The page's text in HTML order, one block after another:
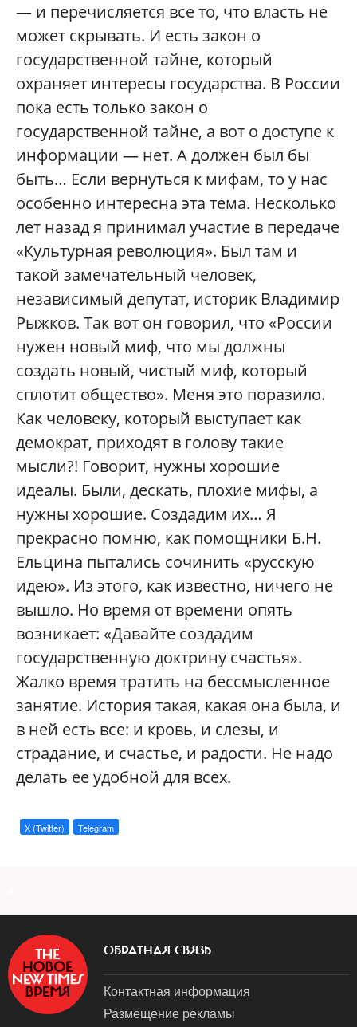
— и перечисляется все то, что власть не
может скрывать. И есть закон о
государственной тайне, который
охраняет интересы государства. В России
пока есть только закон о
государственной тайне, а вот о доступе к
информации — нет. А должен был бы
быть… Если вернуться к мифам, то у нас
особенно интересна эта тема. Несколько
лет назад я принимал участие в передаче
«Культурная революция». Был там и
такой замечательный человек,
независимый депутат, историк Владимир
Рыжков. Так вот он говорил, что «России
нужен новый миф, что мы должны
создать новый, чистый миф, который
сплотит общество». Меня это поразило.
Как человеку, который выступает как
демократ, приходят в голову такие
мысли?! Говорит, нужны хорошие
идеалы. Были, дескать, плохие мифы, а
нужны хорошие. Создадим их… Я
прекрасно помню, как помощники Б.Н.
Ельцина пытались сочинить «русскую
идею». Из этого, как известно, ничего не
вышло. Но время от времени опять
возникает: «Давайте создадим
государственную доктрину счастья».
Жалко время тратить на бессмысленное
занятие. История такая, какая она была, и
в ней есть все: и кровь, и слезы, и
страдание, и счастье, и радости. Не надо
делать ее удобной для всех.
X (Twitter) Telegram
ОБРАТНАЯ СВЯЗЬ
Контактная информация
Размещение рекламы